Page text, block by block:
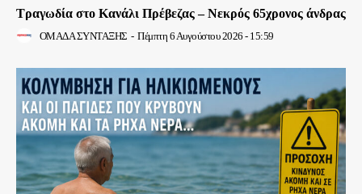
Τραγωδία στο Κανάλι Πρέβεζας – Νεκρός 65χρονος άνδρας
ΟΜΑΔΑ ΣΥΝΤΑΞΗΣ - Πέμπτη 6 Αυγούστου 2026 - 15:59